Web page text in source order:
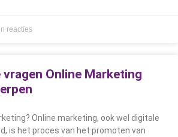
reacties
Online Marketing
Online marketing, ook wel digitale
is het proces van het promoten van